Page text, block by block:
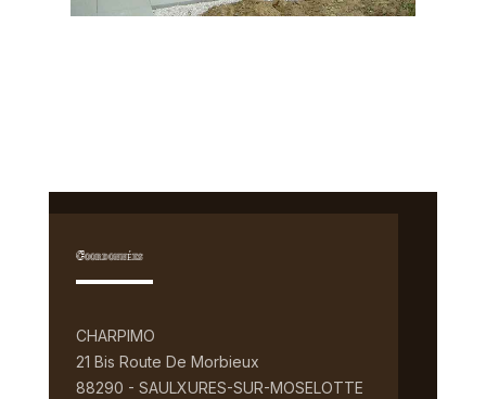
Coordonnées
CHARPIMO
21 Bis Route De Morbieux
88290 - SAULXURES-SUR-MOSELOTTE